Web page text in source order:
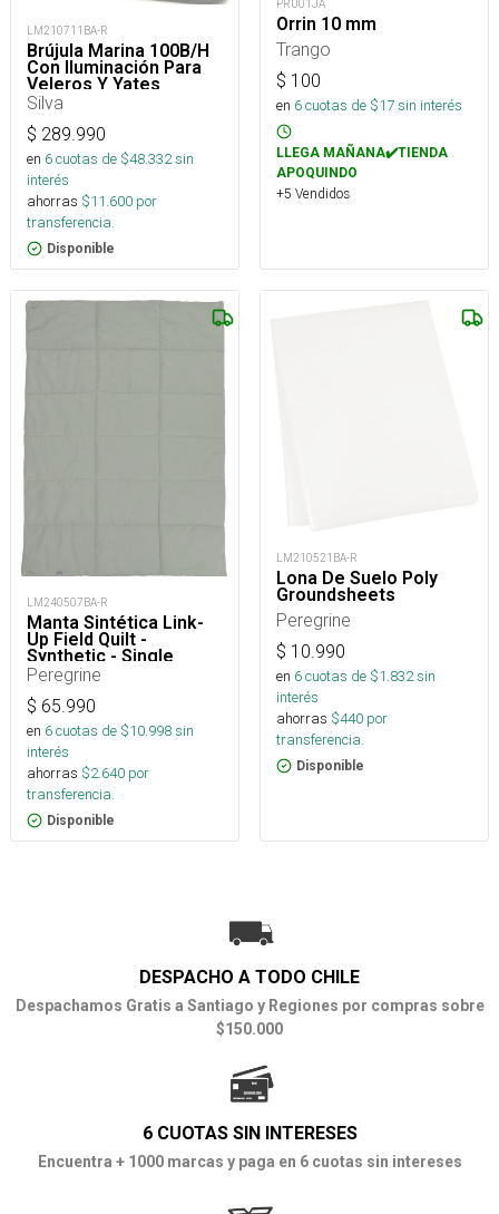
LM210711BA-R
Brújula Marina 100B/H
Con Iluminación Para
Veleros Y Yates
Silva
$ 289.990
en 6cuotas de $48.332sin
interés
ahorras $11.600 por
transferencia.
Disponible
PRU01JA
Orrin 10 mm
Trango
$ 100
en 6cuotas de $17sin interés
LLEGA MAÑANA✔️TIENDA
APOQUINDO
+5 Vendidos
LM240507BA-R
Manta Sintética Link-
Up Field Quilt -
Synthetic - Single
Peregrine
$ 65.990
en 6cuotas de $10.998sin
interés
ahorras $2.640 por
transferencia.
Disponible
LM210521BA-R
Lona De Suelo Poly
Groundsheets
Peregrine
$ 10.990
en 6cuotas de $1.832sin
interés
ahorras $440 por
transferencia.
Disponible
DESPACHO A TODO CHILE
Despachamos Gratis a Santiago y Regiones por compras sobre
$150.000
6 CUOTAS SIN INTERESES
Encuentra + 1000 marcas y paga en 6 cuotas sin intereses